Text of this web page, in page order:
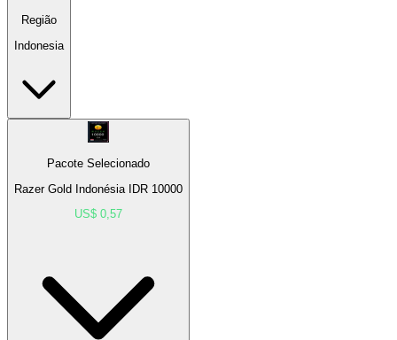
Região
Indonesia
Pacote Selecionado
Razer Gold Indonésia IDR 10000
US$ 0,57